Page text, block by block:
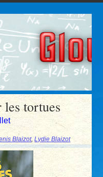
les tortues
Blaizot,Lydie Blaizot